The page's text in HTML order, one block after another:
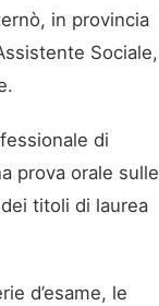
in provincia
Sociale,
di
prova orale sulle
titoli di laurea
d’esame, le